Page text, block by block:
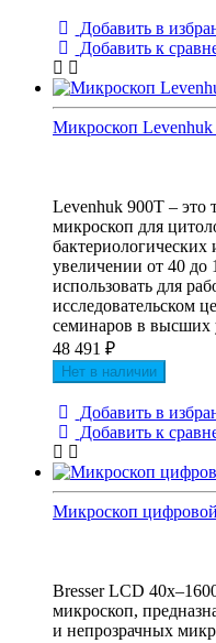
Добавить в
Добавить к
Микроскоп
Levenhuk 900T – это
микроскоп для
бактериологических
увеличении от 40
использовать для
исследовательском
семинаров в высших
48 491 ₽
Нет в наличии
Добавить в
Добавить к
Микроскоп
Bresser LCD
микроскоп,
и непрозрачных